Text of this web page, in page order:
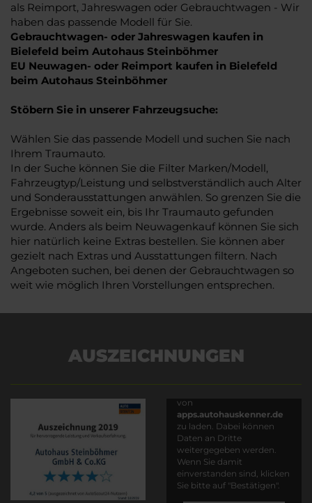
als Reimport, Jahreswagen oder Gebrauchtwagen - Wir
haben das passende Modell für Sie.
Gebrauchtwagen- oder Jahreswagen kaufen in
Bielefeld beim Autohaus Steinböhmer
EU Neuwagen- oder Reimport kaufen in Bielefeld
beim Autohaus Steinböhmer
Stöbern Sie in unserer Fahrzeugsuche:
Wählen Sie das passende Modell und suchen Sie nach
Ihrem Traumauto.
In der Suche können Sie die Filter Marken/Modell,
Fahrzeugtyp/Leistung und selbstverständlich auch Alter
und Sonderausstattungen anwählen. So grenzen Sie die
Ergebnisse soweit ein, bis Ihr Traumauto gefunden
wurde. Anders als beim Neuwagenkauf können Sie sich
hier natürlich keine Extras bestellen. Sie können aber
gezielt nach Extras und Ausstattungen filtern. Nach
Angeboten suchen, bei denen der Gebrauchtwagen so
weit wie möglich Ihren Vorstellungen entsprechen.
AUSZEICHNUNGEN
von
apps.autohauskenner.de
zu laden. Dabei können
Daten an Dritte
weitergegeben werden.
Wenn Sie damit
einverstanden sind, klicken
Sie bitte auf "Bestätigen".